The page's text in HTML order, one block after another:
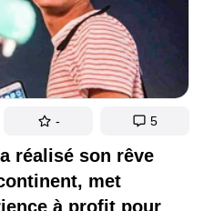
réalisé son rêve
met
à profit pour
- 5